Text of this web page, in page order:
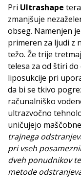
Pri Ultrashape
zmanjšuje
obseg. Namenjen
primeren za ljudi z
težo. Že trije
telesa za od štiri
liposukcije pri
da bi se tkivo
računalniško
ultrazvočno
uničujejo
trajnega
pri vseh
dveh ponudnikov
metode